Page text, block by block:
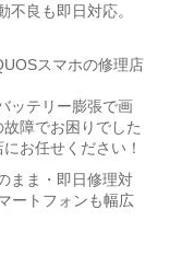
良も即日対応。
スマホの修理店
ッテリー膨張で画
障でお困りでした
お任せください！
まま・即日修理対
ートフォンも幅広